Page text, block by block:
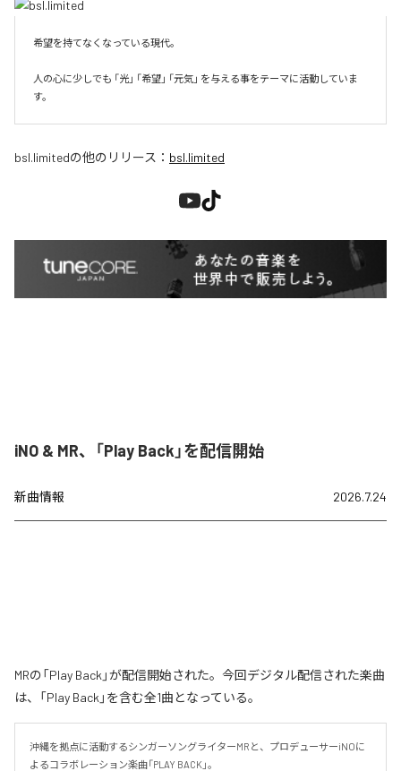
希望を持てなくなっている現代。
人の心に少しでも 「光」 「希望」 「元気」 を与える事をテーマに活動していま
す。
bsl.limitedの他のリリース： bsl.limited
iNO & MR、「Play Back」を配信開始
新曲情報 2026.7.24
MRの「Play Back」が配信開始された。今回デジタル配信された楽曲
は、「Play Back」を含む全1曲となっている。
沖縄を拠点に活動するシンガーソングライターMRと、プロデューサーiNOに
よるコラボレーション楽曲「PLAY BACK」。